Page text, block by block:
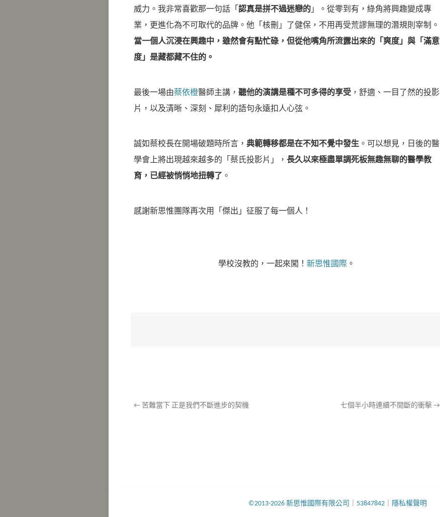
威力。我非常喜歡那一句話「 認真是拼不過迷戀的 」。從零到有，綠角將興趣變成專
業，更進化為不可取代的品牌。他「核刪」了健保，不用再受荒謬無理的潛規則宰制。
當一個人沉浸在興趣中，雖然會有點忙碌，但從他嘴角所流露出來的「爽度」與「滿意
度」是藏都藏不住的。
最後一場由蔡依橙醫師主講， 聽他的演講是種不可多得的享受 ，舒適、一目了然的投影
片，以及清晰、深刻、犀利的語句永遠扣人心弦。
誠如蔡校長在開場破題時所言， 典範轉移都是在不知不覺中發生 。可以想見，日後的醫
學會上將出現越來越多的「蔡氏投影片」， 長久以來極盡單調死板無趣無聊的醫學教
育，已經被悄悄地扭轉了 。
感謝新思惟團隊再次用「傑出」征服了每一個人！
學校沒教的，一起來闖！新思惟國際 。
← 苦難當下 正是我們不斷進步的契機 七個半小時連續不間斷的衝擊 →
©2013-2026 新思惟國際有限公司 53847842｜ 隱私權聲明